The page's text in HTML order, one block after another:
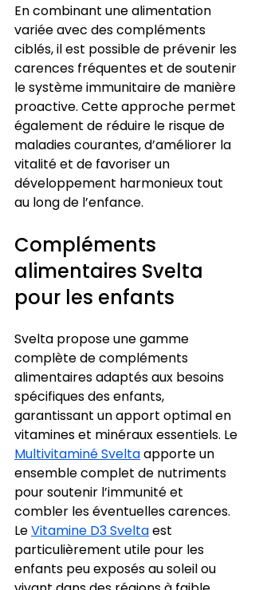
En combinant une alimentation
variée avec des compléments
ciblés, il est possible de prévenir les
carences fréquentes et de soutenir
le système immunitaire de manière
proactive. Cette approche permet
également de réduire le risque de
maladies courantes, d’améliorer la
vitalité et de favoriser un
développement harmonieux tout
au long de l’enfance.
Compléments
alimentaires Svelta
pour les enfants
Svelta propose une gamme
complète de compléments
alimentaires adaptés aux besoins
spécifiques des enfants,
garantissant un apport optimal en
vitamines et minéraux essentiels. Le
Multivitaminé Svelta apporte un
ensemble complet de nutriments
pour soutenir l’immunité et
combler les éventuelles carences.
Le Vitamine D3 Svelta est
particulièrement utile pour les
enfants peu exposés au soleil ou